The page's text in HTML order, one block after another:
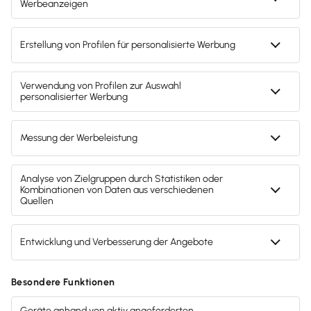
Zahlungsarten
Gendergerechte Sprache
Privatsphäre-Einstellungen
Inhalte melden
Datenschutz
AGB
Lieferketten